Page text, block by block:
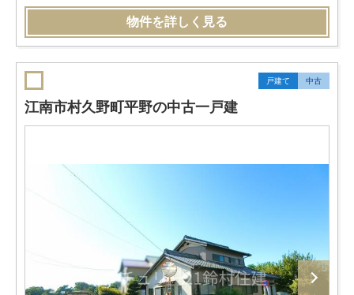
物件を詳しく見る
戸建て 中古
江南市村久野町平野の中古一戸建